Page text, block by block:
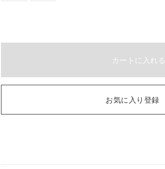
カートに入れる
お気に入り登録